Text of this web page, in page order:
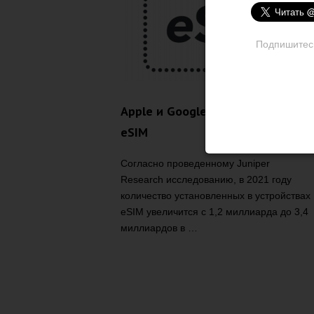
Apple и Google лидируют в
eSIM
Согласно проведенному Juniper
Research исследованию, в 2021 году
количество установленных в устройствах
eSIM увеличится с 1,2 миллиарда до 3,4
миллиардов в …